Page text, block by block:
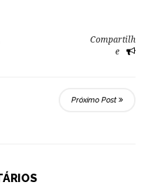
Compartilh
e
Próximo Post